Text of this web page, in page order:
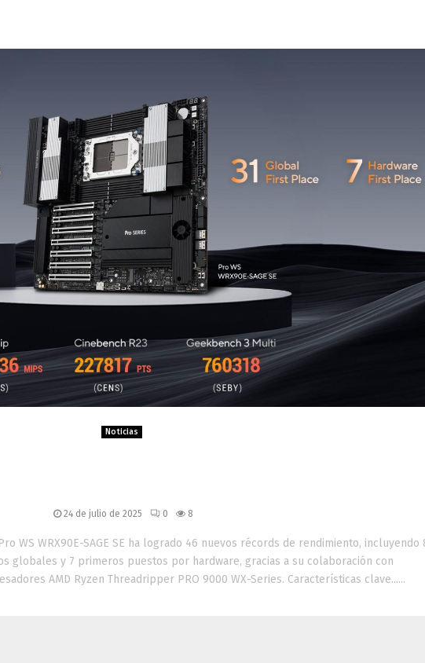
Noticias
24 de julio de 2025 0 8
WS WRX90E-SAGE SE ha logrado 46 nuevos récords de rendimiento, incluyendo
globales y 7 primeros puestos por hardware, gracias a su colaboración con
AMD Ryzen Threadripper PRO 9000 WX-Series. Características clave......